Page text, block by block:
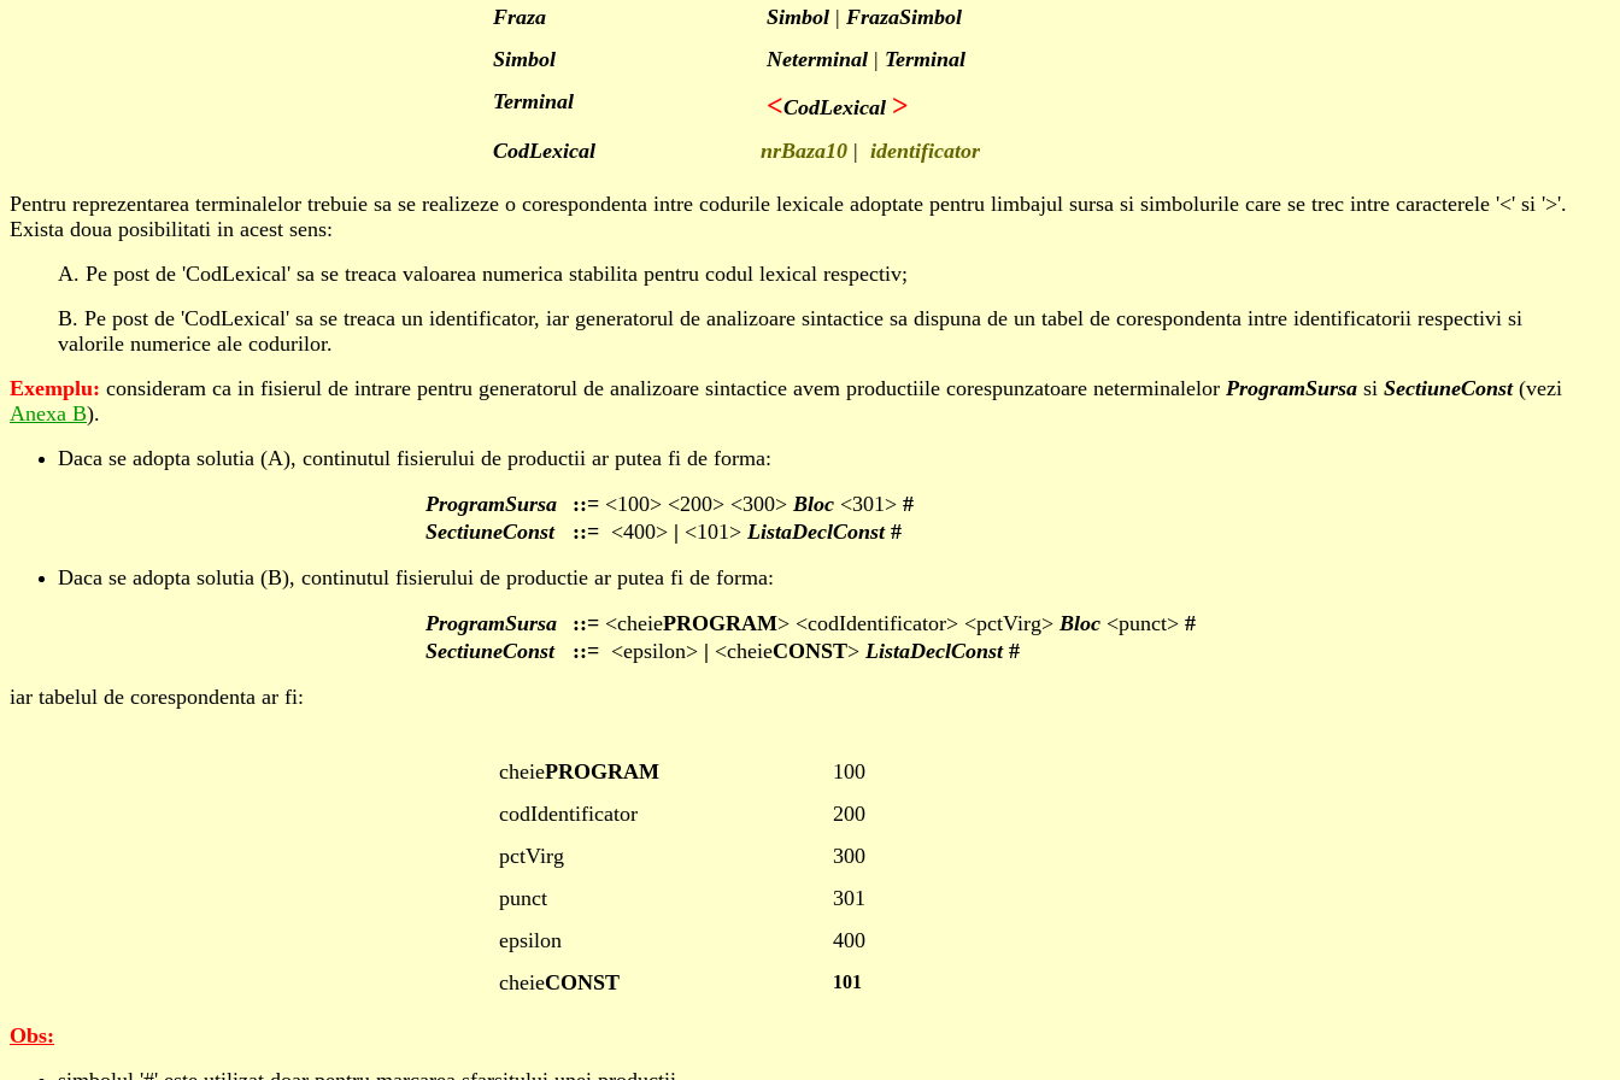
Fraza Simbol | FrazaSimbol
Simbol
Neterminal | Terminal
Terminal
<CodLexical >
CodLexical nrBaza10 | identificator
Pentru reprezentarea terminalelor trebuie sa se realizeze o corespondenta intre codurile lexicale adoptate pentru limbajul sursa si simbolurile care se trec intre caracterele '<' si '>'.
Exista doua posibilitati in acest sens:
A. Pe post de 'CodLexical' sa se treaca valoarea numerica stabilita pentru codul lexical respectiv;
B. Pe post de 'CodLexical' sa se treaca un identificator, iar generatorul de analizoare sintactice sa dispuna de un tabel de corespondenta intre identificatorii respectivi si
valorile numerice ale codurilor.
Exemplu: consideram ca in fisierul de intrare pentru generatorul de analizoare sintactice avem productiile corespunzatoare neterminalelor ProgramSursa si SectiuneConst (vezi
Anexa B).
Daca se adopta solutia (A), continutul fisierului de productii ar putea fi de forma:
ProgramSursa
::= <100> <200> <300> Bloc<301> #
SectiuneConst
::=<400> | <101> ListaDeclConst#
Daca se adopta solutia (B), continutul fisierului de productie ar putea fi de forma:
ProgramSursa
::= <cheiePROGRAM> <codIdentificator> <pctVirg> Bloc<punct> #
SectiuneConst
::=<epsilon> | <cheieCONST> ListaDeclConst#
iar tabelul de corespondenta ar fi:
cheiePROGRAM
100
codIdentificator
200
pctVirg
300
punct
301
epsilon
400
cheieCONST 101
Obs: